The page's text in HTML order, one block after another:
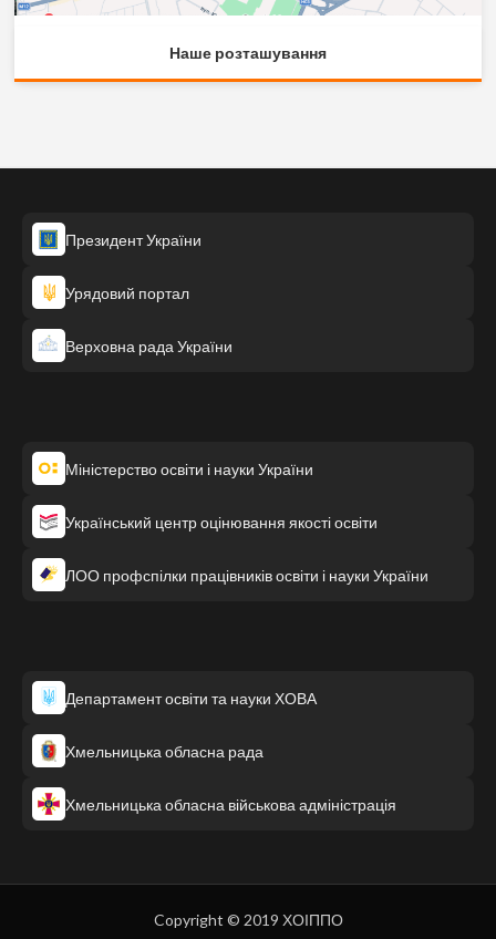
Наше розташування
Президент України
Урядовий портал
Верховна рада України
Міністерство освіти і науки України
Український центр оцінювання якості освіти
ЛОО профспілки працівників освіти і науки України
Департамент освіти та науки ХОВА
Хмельницька обласна рада
Хмельницька обласна військова адміністрація
Copyright © 2019 ХОІППО